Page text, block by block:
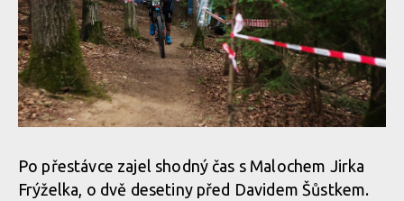
Po přestávce zajel shodný čas s Malochem Jirka
Frýželka, o dvě desetiny před Davidem Šůstkem.